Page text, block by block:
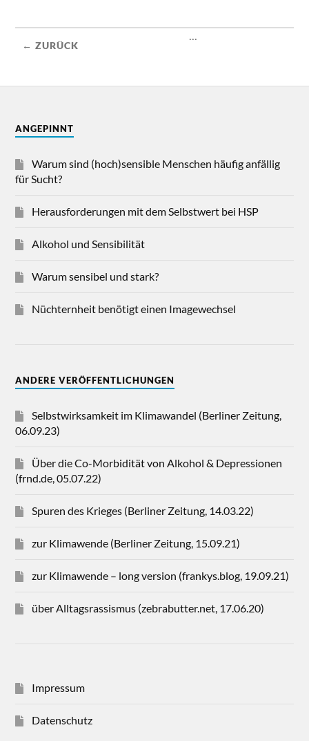
← ZURÜCK
...
ANGEPINNT
Warum sind (hoch)sensible Menschen häufig anfällig
für Sucht?
Herausforderungen mit dem Selbstwert bei HSP
Alkohol und Sensibilität
Warum sensibel und stark?
Nüchternheit benötigt einen Imagewechsel
ANDERE VERÖFFENTLICHUNGEN
Selbstwirksamkeit im Klimawandel (Berliner Zeitung,
06.09.23)
Über die Co-Morbidität von Alkohol & Depressionen
(frnd.de, 05.07.22)
Spuren des Krieges (Berliner Zeitung, 14.03.22)
zur Klimawende (Berliner Zeitung, 15.09.21)
zur Klimawende – long version (frankys.blog, 19.09.21)
über Alltagsrassismus (zebrabutter.net, 17.06.20)
Impressum
Datenschutz